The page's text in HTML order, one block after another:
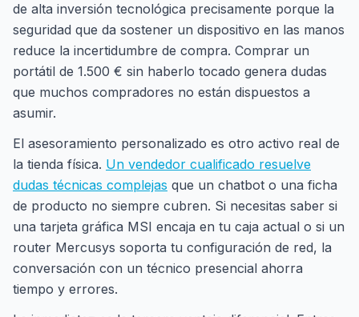
de alta inversión tecnológica precisamente porque la
seguridad que da sostener un dispositivo en las manos
reduce la incertidumbre de compra. Comprar un
portátil de 1.500 € sin haberlo tocado genera dudas
que muchos compradores no están dispuestos a
asumir.
El asesoramiento personalizado es otro activo real de
la tienda física. Un vendedor cualificado resuelve
dudas técnicas complejas que un chatbot o una ficha
de producto no siempre cubren. Si necesitas saber si
una tarjeta gráfica MSI encaja en tu caja actual o si un
router Mercusys soporta tu configuración de red, la
conversación con un técnico presencial ahorra
tiempo y errores.